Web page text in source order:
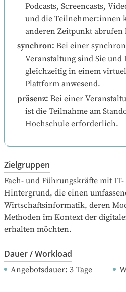
Podcasts, Screencasts,
und die Teilnehmer:innen
anderen Zeitpunkt abrufen
synchron: Bei einer
Veranstaltung sind Sie
gleichzeitig in einem
Plattform anwesend.
präsenz: Bei einer
ist die Teilnahme am
Hochschule erforderlich.
Zielgruppen
Fach- und Führungskräfte mit
Hintergrund, die einen
Wirtschaftsinformatik, deren
Methoden im Kontext der
erhalten möchten.
Dauer / Workload
Angebotsdauer: 3 Tage